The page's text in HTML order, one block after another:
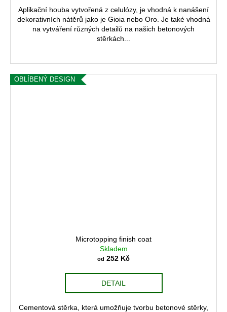
Aplikační houba vytvořená z celulózy, je vhodná k nanášení
dekorativních nátěrů jako je Gioia nebo Oro. Je také vhodná
na vytváření různých detailů na našich betonových
stěrkách...
OBLÍBENÝ DESIGN
Microtopping finish coat
Skladem
od 252 Kč
DETAIL
Cementová stěrka, která umožňuje tvorbu betonové stěrky,